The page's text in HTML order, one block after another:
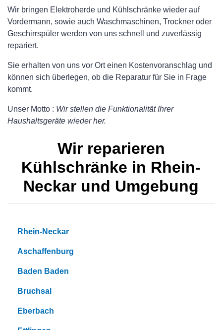
Wir bringen Elektroherde und Kühlschränke wieder auf
Vordermann, sowie auch Waschmaschinen, Trockner oder
Geschirrspüler werden von uns schnell und zuverlässig
repariert.
Sie erhalten von uns vor Ort einen Kostenvoranschlag und
können sich überlegen, ob die Reparatur für Sie in Frage
kommt.
Unser Motto : Wir stellen die Funktionalität Ihrer
Haushaltsgeräte wieder her.
Wir reparieren
Kühlschränke in Rhein-
Neckar und Umgebung
Rhein-Neckar
Aschaffenburg
Baden Baden
Bruchsal
Eberbach